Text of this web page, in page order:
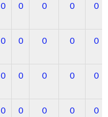
0 0 0 0 0
0 0 0 0 0
0 0 0 0 0
0 0 0 0 0